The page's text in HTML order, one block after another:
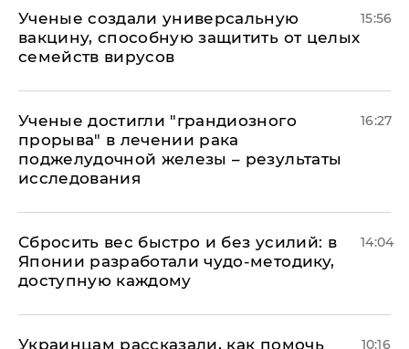
Ученые создали универсальную
вакцину, способную защитить от целых
семейств вирусов
15:56
Ученые достигли "грандиозного
прорыва" в лечении рака
поджелудочной железы – результаты
исследования
16:27
Сбросить вес быстро и без усилий: в
Японии разработали чудо-методику,
доступную каждому
14:04
Украинцам рассказали, как помочь
10:16